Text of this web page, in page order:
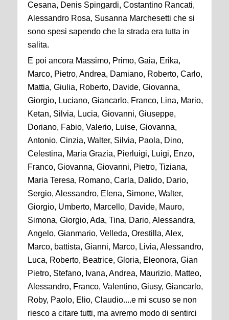
Cesana, Denis Spingardi, Costantino Rancati,
Alessandro Rosa, Susanna Marchesetti che si
sono spesi sapendo che la strada era tutta in
salita.
E poi ancora Massimo, Primo, Gaia, Erika,
Marco, Pietro, Andrea, Damiano, Roberto, Carlo,
Mattia, Giulia, Roberto, Davide, Giovanna,
Giorgio, Luciano, Giancarlo, Franco, Lina, Mario,
Ketan, Silvia, Lucia, Giovanni, Giuseppe,
Doriano, Fabio, Valerio, Luise, Giovanna,
Antonio, Cinzia, Walter, Silvia, Paola, Dino,
Celestina, Maria Grazia, Pierluigi, Luigi, Enzo,
Franco, Giovanna, Giovanni, Pietro, Tiziana,
Maria Teresa, Romano, Carla, Dalido, Dario,
Sergio, Alessandro, Elena, Simone, Walter,
Giorgio, Umberto, Marcello, Davide, Mauro,
Simona, Giorgio, Ada, Tina, Dario, Alessandra,
Angelo, Gianmario, Velleda, Orestilla, Alex,
Marco, battista, Gianni, Marco, Livia, Alessandro,
Luca, Roberto, Beatrice, Gloria, Eleonora, Gian
Pietro, Stefano, Ivana, Andrea, Maurizio, Matteo,
Alessandro, Franco, Valentino, Giusy, Giancarlo,
Roby, Paolo, Elio, Claudio....e mi scuso se non
riesco a citare tutti, ma avremo modo di sentirci